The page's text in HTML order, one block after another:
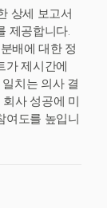
상세 보고서
제공합니다.
배에 대한 정
가 제시간에
치는 의사 결
사 성공에 미
여도를 높입니